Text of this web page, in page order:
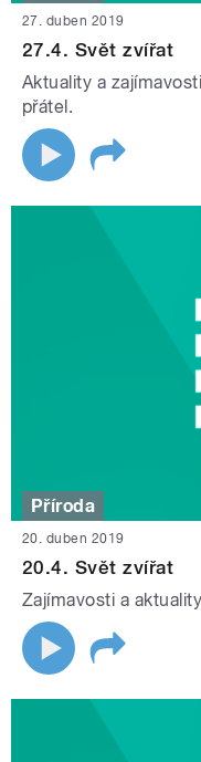
27. duben 2019
27.4. Svět zvířat
Aktuality a
přátel.
Příroda
20. duben 2019
20.4. Svět zvířat
Zajímavosti a